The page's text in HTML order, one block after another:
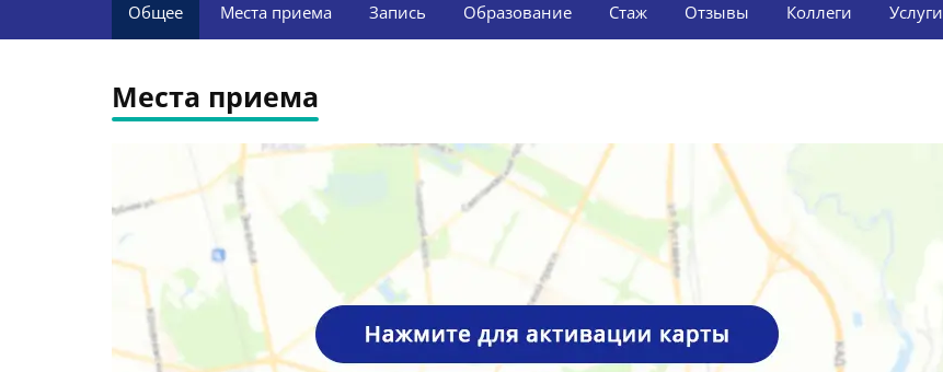
Общее Места приема Запись Образование Стаж Отзывы Коллеги Услуги
Места приема